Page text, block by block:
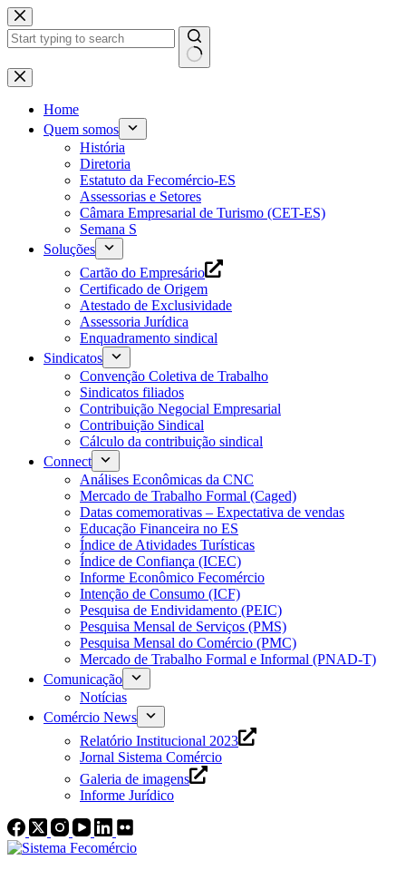
Pular
para
o
Home
Quem somos
História
Diretoria
Estatuto da Fecomércio-ES
Assessorias e Setores
Câmara Empresarial de Turismo (CET-ES)
Semana S
Soluções
Cartão do Empresário
Certificado de Origem
Atestado de Exclusividade
Assessoria Jurídica
Enquadramento sindical
Sindicatos
Convenção Coletiva de Trabalho
Sindicatos filiados
Contribuição Negocial Empresarial
Contribuição Sindical
Cálculo da contribuição sindical
Connect
Análises Econômicas da CNC
Mercado de Trabalho Formal (Caged)
Datas comemorativas – Expectativa de vendas
Educação Financeira no ES
Índice de Atividades Turísticas
Índice de Confiança (ICEC)
Informe Econômico Fecomércio
Intenção de Consumo (ICF)
Pesquisa de Endividamento (PEIC)
Pesquisa Mensal de Serviços (PMS)
Pesquisa Mensal do Comércio (PMC)
Mercado de Trabalho Formal e Informal (PNAD-T)
Comunicação
Notícias
Comércio News
Relatório Institucional 2023
Jornal Sistema Comércio
Galeria de imagens
Informe Jurídico